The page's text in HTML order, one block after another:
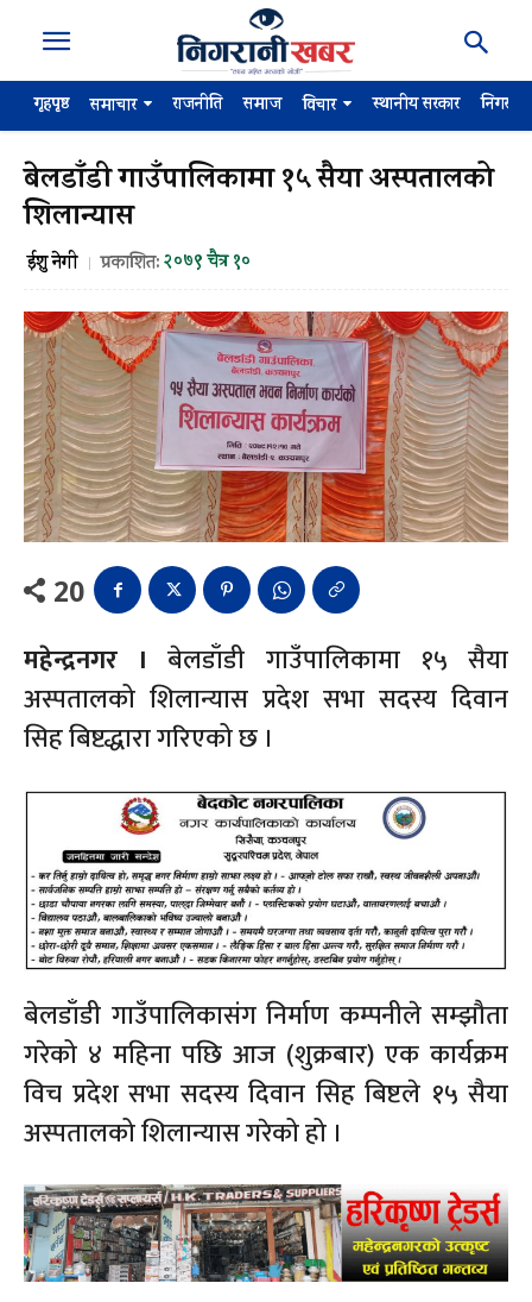
गृहपृष्ठ समाचार राजनीति समाज विचार स्थानीय सरकार
बेलडाँडी गाउँपालिकामा १५ सैया अस्पतालको
शिलान्यास
ईशु नेगी प्रकाशित:२०७९ चैत्र १०
20
महेन्द्रनगर । बेलडाँडी गाउँपालिकामा १५ सैया
अस्पतालको शिलान्यास प्रदेश सभा सदस्य दिवान
सिह बिष्टद्धारा गरिएको छ ।
बेलडाँडी गाउँपालिकासंग निर्माण कम्पनीले सम्झौता
गरेको ४ महिना पछि आज (शुक्रबार) एक कार्यक्रम
विच प्रदेश सभा सदस्य दिवान सिह बिष्टले १५ सैया
अस्पतालको शिलान्यास गरेको हो ।